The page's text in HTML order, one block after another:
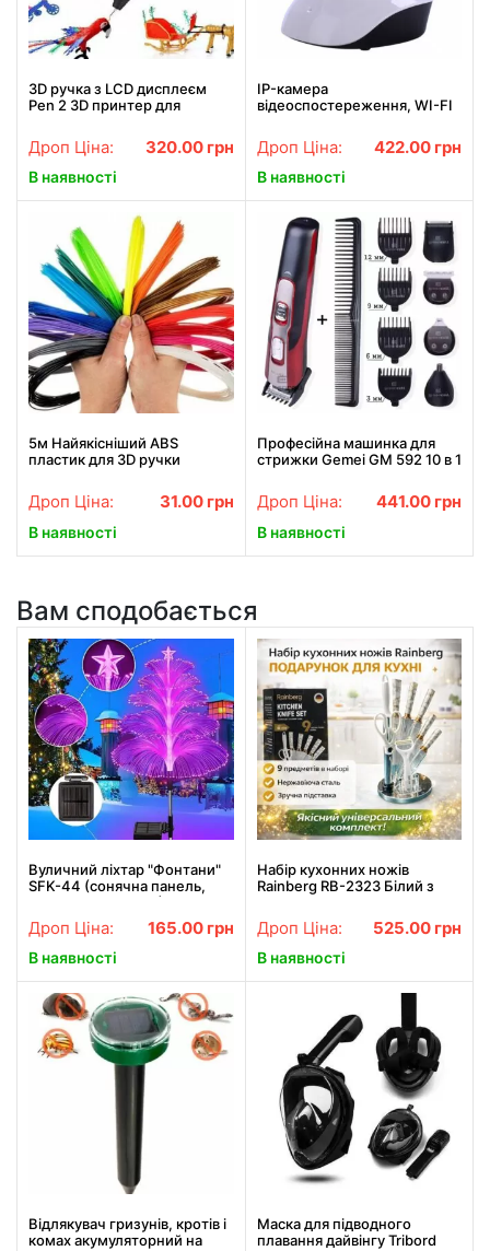
3D ручка з LCD дисплеєм
Pen 2 3D принтер для
Дроп Ціна: 320.00 грн
В наявності
IP-камера
відеоспостереження, WI-FI
нічне бачення
Дроп Ціна: 422.00 грн
В наявності
5м Найякісніший ABS
пластик для 3D ручки
Дроп Ціна: 31.00 грн
В наявності
Професійна машинка для
стрижки Gemei GM 592 10 в 1
Дроп Ціна: 441.00 грн
В наявності
Вам сподобається
Вуличний ліхтар "Фонтани"
SFK-44 (сонячна панель,
вологозахист IP65)
Дроп Ціна: 165.00 грн
В наявності
Набір кухонних ножів
Rainberg RB-2323 Білий з
підставкою, 9 предметів
Дроп Ціна: 525.00 грн
В наявності
Відлякувач гризунів, кротів і
комах акумуляторний на
Маска для підводного
плавання дайвінгу Tribord